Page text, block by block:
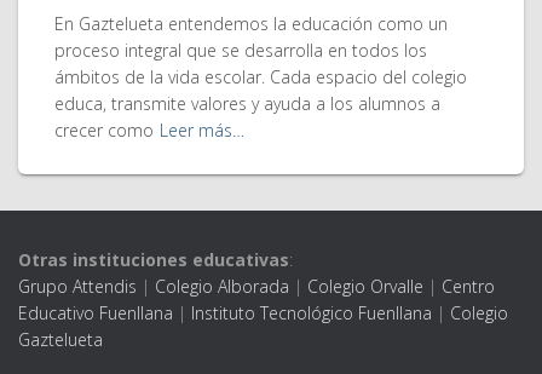
En Gaztelueta entendemos la educación como un
proceso integral que se desarrolla en todos los
ámbitos de la vida escolar. Cada espacio del colegio
educa, transmite valores y ayuda a los alumnos a
crecer como Leer más…
Otras instituciones educativas:
Grupo Attendis | Colegio Alborada | Colegio Orvalle | Centro
Educativo Fuenllana | Instituto Tecnológico Fuenllana | Colegio
Gaztelueta